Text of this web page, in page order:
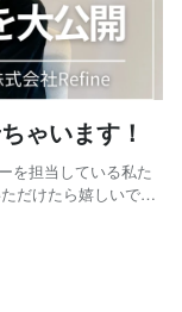
ゃいます！
を担当している私た
だけたら嬉しいで
ね。私たちはいつ
ーを申...